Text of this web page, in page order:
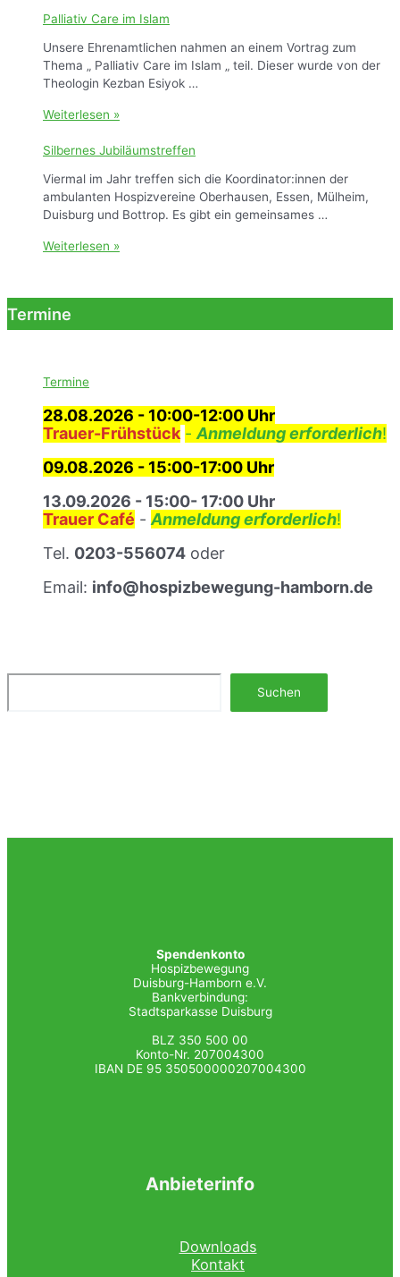
a
e
r
b
n
2
–
A
n
e
t
Palliativ Care im Islam
Unsere Ehrenamtlichen nahmen an einem Vortrag zum
Thema „ Palliativ Care im Islam „ teil. Dieser wurde von der
Theologin Kezban Esiyok …
P
l
a
t
i
v
r
e
I
l
a
Weiterlesen »
Silbernes Jubiläumstreffen
Viermal im Jahr treffen sich die Koordinator:innen der
ambulanten Hospizvereine Oberhausen, Essen, Mülheim,
Duisburg und Bottrop. Es gibt ein gemeinsames …
S
b
e
r
s
J
u
b
i
l
ä
u
m
s
r
n
Weiterlesen »
Termine
Termine
28.08.2026 - 10:00-12:00 Uhr
Trauer-Frühstück - Anmeldung erforderlich!
09.08.2026 - 15:00-17:00 Uhr
13.09.2026 - 15:00- 17:00 Uhr
Trauer Café - Anmeldung erforderlich!
Tel. 0203-556074 oder
Email: info@hospizbewegung-hamborn.de
Suchen
Spendenkonto
Hospizbewegung
Duisburg-Hamborn e.V.
Bankverbindung:
Stadtsparkasse Duisburg
BLZ 350 500 00
Konto-Nr. 207004300
IBAN DE 95 350500000207004300
Anbieterinfo
Downloads
Kontakt